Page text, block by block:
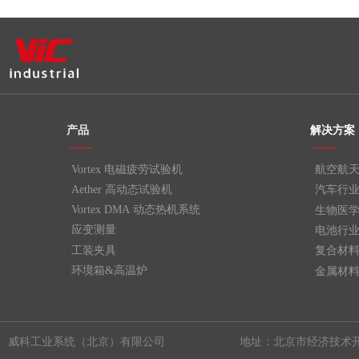
产品
——
Vortex 电磁疲劳试验机
Aether 高动态试验机
Vortex DMA 动态热机系统
应变测量
工装夹具
环境箱&高温炉
航空航天
汽车行业
生物医学
电池行业
复合材料
金属材料
解决方案
——
地址：北京市经济技术
威科工业系统（北京）有限公司